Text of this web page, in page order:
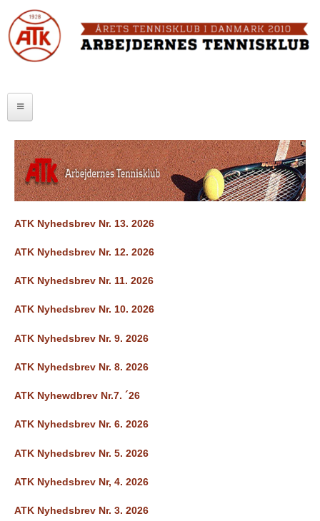
to
main
b
e
d
e
r
n
e
s
T
e
n
n
FORSIDE
ATK HALLEN
SENIOR
JUNIOR
MOTIONISTER
TURNERINGER
RANGLISTER
MAKKERBØRS
PADEL I ATK
ATK Nyhedsbrev Nr. 13. 2026
ATK Nyhedsbrev Nr. 12. 2026
ATK Nyhedsbrev Nr. 11. 2026
ATK Nyhedsbrev Nr. 10. 2026
ATK Nyhedsbrev Nr. 9. 2026
ATK Nyhedsbrev Nr. 8. 2026
ATK Nyhewdbrev Nr.7. ´26
ATK Nyhedsbrev Nr. 6. 2026
ATK Nyhedsbrev Nr. 5. 2026
ATK Nyhedsbrev Nr, 4. 2026
ATK Nyhedsbrev Nr. 3. 2026